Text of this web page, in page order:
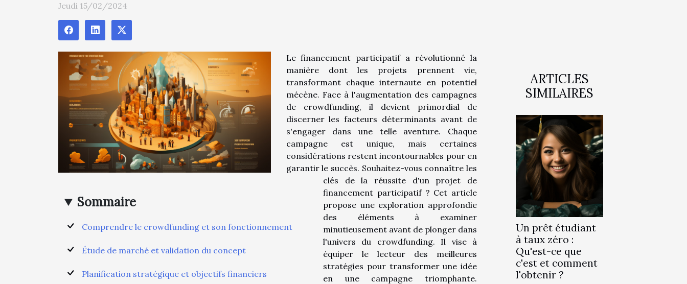
Jeudi 15/02/2024
Sommaire
Comprendre le crowdfunding et son fonctionnement
Étude de marché et validation du concept
Planification stratégique et objectifs financiers
Le financement participatif a révolutionné la
manière dont les projets prennent vie,
transformant chaque internaute en potentiel
mécène. Face à l'augmentation des campagnes
de crowdfunding, il devient primordial de
discerner les facteurs déterminants avant de
s'engager dans une telle aventure. Chaque
campagne est unique, mais certaines
considérations restent incontournables pour en
garantir le succès. Souhaitez-vous connaître les
clés de la réussite d'un projet de
financement participatif ? Cet article
propose une exploration approfondie
des éléments à examiner
minutieusement avant de plonger dans
l'univers du crowdfunding. Il vise à
équiper le lecteur des meilleures
stratégies pour transformer une idée
en une campagne triomphante.
ARTICLES
SIMILAIRES
Un prêt étudiant
à taux zéro :
Qu'est-ce que
c'est et comment
l'obtenir ?